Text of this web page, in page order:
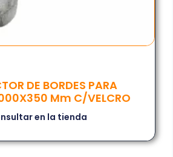
DE BORDES PARA
Mm C/VELCRO
en la tienda